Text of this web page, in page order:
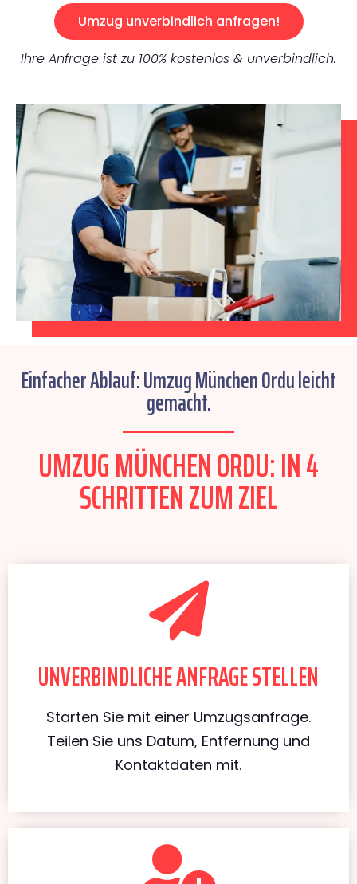
Umzug unverbindlich anfragen!
Ihre Anfrage ist zu 100% kostenlos & unverbindlich.
Einfacher Ablauf: Umzug München Ordu leicht
gemacht.
UMZUG MÜNCHEN ORDU: IN 4
SCHRITTEN ZUM ZIEL
UNVERBINDLICHE ANFRAGE STELLEN
Starten Sie mit einer Umzugsanfrage.
Teilen Sie uns Datum, Entfernung und
Kontaktdaten mit.